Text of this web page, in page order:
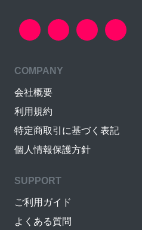
COMPANY
会社概要
利用規約
特定商取引に基づく表記
個人情報保護方針
SUPPORT
ご利用ガイド
よくある質問